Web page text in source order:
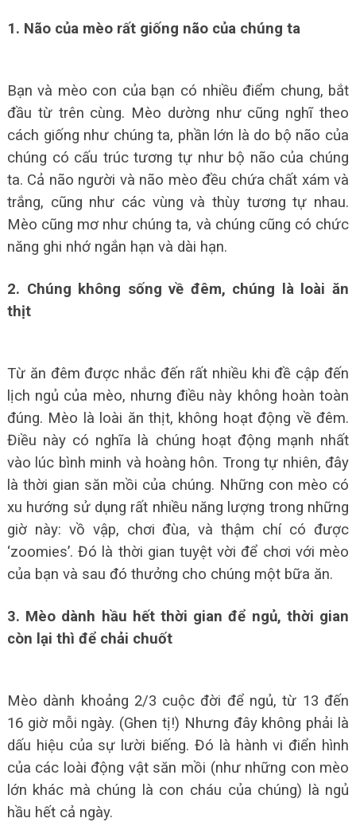
1. Não của mèo rất giống não của chúng ta
Bạn và mèo con của bạn có nhiều điểm chung, bắt
đầu từ trên cùng. Mèo dường như cũng nghĩ theo
cách giống như chúng ta, phần lớn là do bộ não của
chúng có cấu trúc tương tự như bộ não của chúng
ta. Cả não người và não mèo đều chứa chất xám và
trắng, cũng như các vùng và thùy tương tự nhau.
Mèo cũng mơ như chúng ta, và chúng cũng có chức
năng ghi nhớ ngắn hạn và dài hạn.
2. Chúng không sống về đêm, chúng là loài ăn
thịt
Từ ăn đêm được nhắc đến rất nhiều khi đề cập đến
lịch ngủ của mèo, nhưng điều này không hoàn toàn
đúng. Mèo là loài ăn thịt, không hoạt động về đêm.
Điều này có nghĩa là chúng hoạt động mạnh nhất
vào lúc bình minh và hoàng hôn. Trong tự nhiên, đây
là thời gian săn mồi của chúng. Những con mèo có
xu hướng sử dụng rất nhiều năng lượng trong những
giờ này: vồ vập, chơi đùa, và thậm chí có được
‘zoomies’.Đó là thời gian tuyệt vời để chơi với mèo
của bạn và sau đó thưởng cho chúng một bữa ăn.
3. Mèo dành hầu hết thời gian để ngủ, thời gian
còn lại thì để chải chuốt
Mèo dành khoảng 2/3 cuộc đời để ngủ, từ 13 đến
16 giờ mỗi ngày. (Ghen tị!) Nhưng đây không phải là
dấu hiệu của sự lười biếng. Đó là hành vi điển hình
của các loài động vật săn mồi (như những con mèo
lớn khác mà chúng là con cháu của chúng) là ngủ
hầu hết cả ngày.